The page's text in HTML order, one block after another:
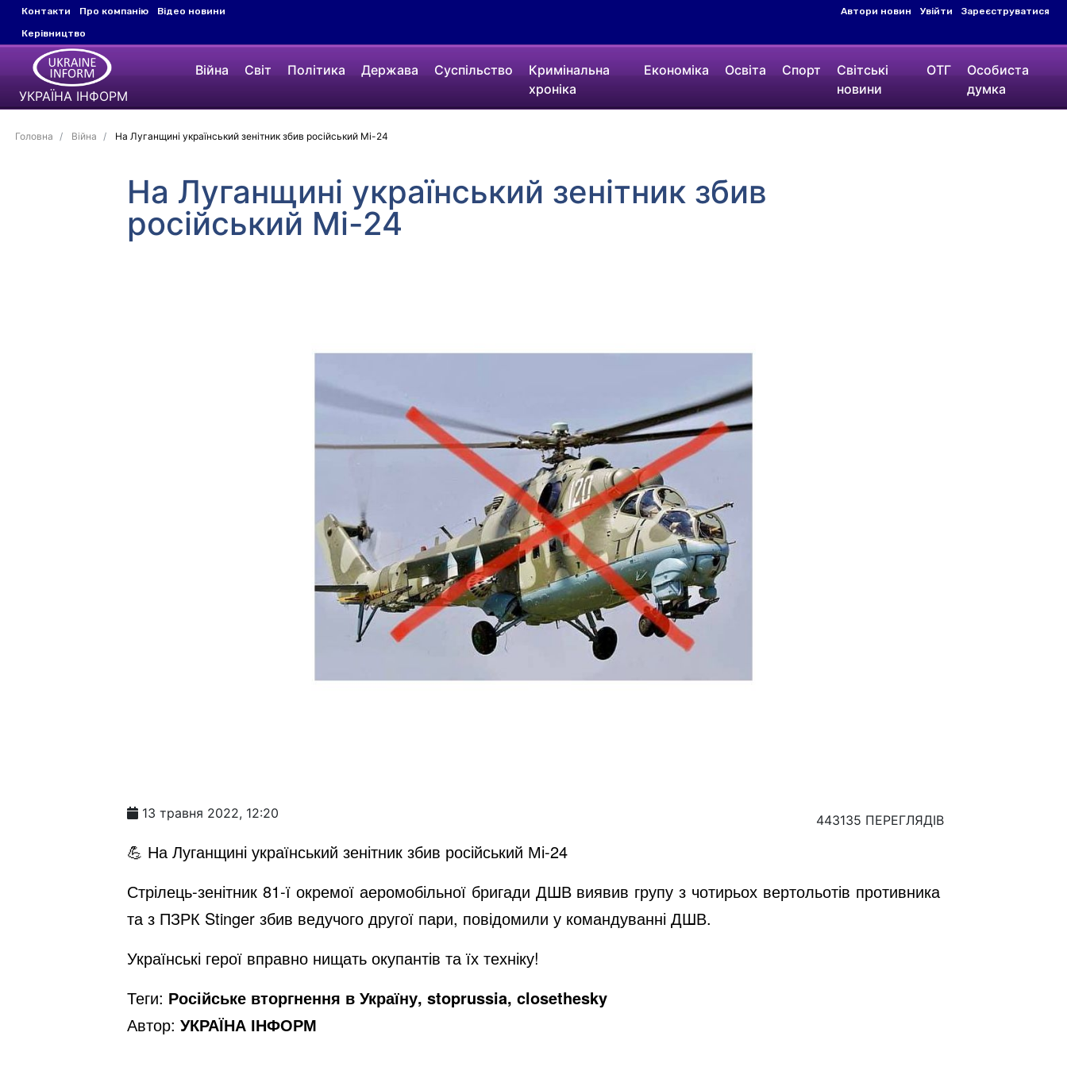
Контакти Про компанію
Відео новини
Керівництво
Автори новин Увійти Зареєструватися
УКРАЇНА ІНФОРМ
Війна Світ Політика Держава Суспільство
Кримінальна
хроніка
Економіка Освіта Спорт
Світські
новини
ОТГ
Особиста
думка
Головна Війна На Луганщині український зенітник збив російський Мі-24
На Луганщині український зенітник збив
російський Мі-24
13 травня 2022, 12:20 443135 ПЕРЕГЛЯДІВ
💪 На Луганщині український зенітник збив російський Мі-24
Стрілець-зенітник 81-ї окремої аеромобільної бригади ДШВ виявив групу з чотирьох вертольотів противника
та з ПЗРК Stinger збив ведучого другої пари, повідомили у командуванні ДШВ.
Українські герої вправно нищать окупантів та їх техніку!
Теги: Російське вторгнення в Україну, stoprussia, closethesky
Автор: УКРАЇНА ІНФОРМ